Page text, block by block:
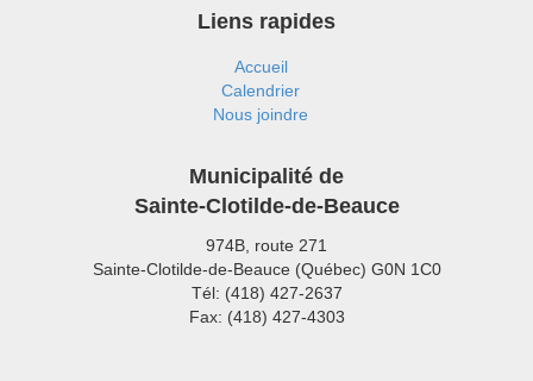
Liens rapides
Accueil
Calendrier
Nous joindre
Municipalité de
Sainte-Clotilde-de-Beauce
974B, route 271
Sainte-Clotilde-de-Beauce (Québec) G0N 1C0
Tél: (418) 427-2637
Fax: (418) 427-4303